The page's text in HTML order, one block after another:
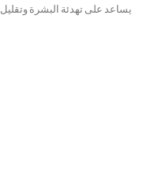
يساعد على تهدئة البشرة وتقليل